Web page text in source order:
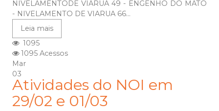
NIVELAMENTODE VIARUA 49 - ENGENHO DO MATO
- NIVELAMENTO DE VIARUA 66...
Leia mais
1095
1095 Acessos
Mar
03
Atividades do NOI em
29/02 e 01/03